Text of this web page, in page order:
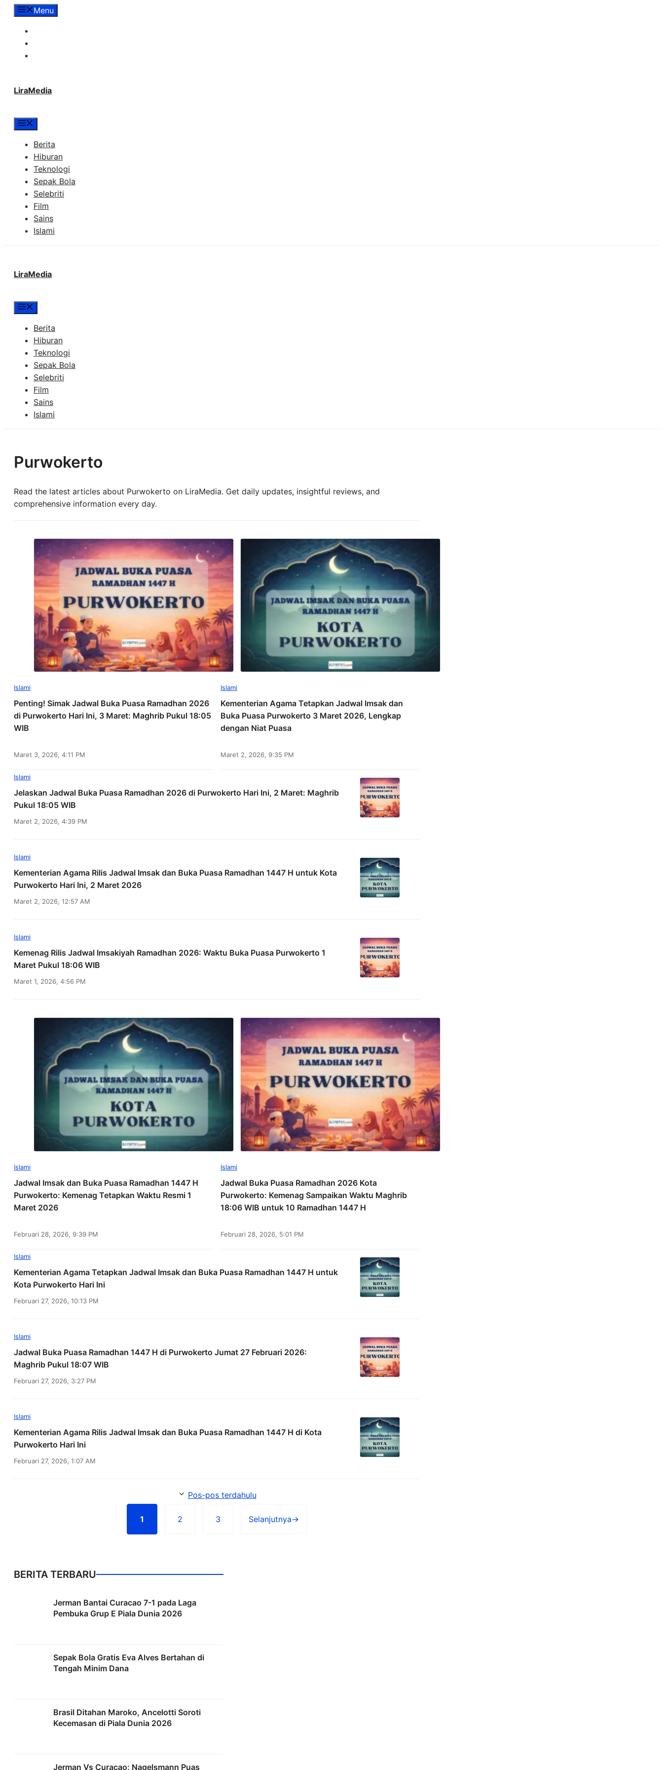
LangsungMenu
LiraMedia
Berita
Hiburan
Teknologi
Sepak Bola
Selebriti
Film
Sains
Islami
LiraMedia
Berita
Hiburan
Teknologi
Sepak Bola
Selebriti
Film
Sains
Islami
Purwokerto
Read the latest articles about Purwokerto on LiraMedia. Get daily updates, insightful reviews, and
comprehensive information every day.
Islami
Penting! Simak Jadwal Buka Puasa Ramadhan 2026
di Purwokerto Hari Ini, 3 Maret: Maghrib Pukul 18:05
WIB
Maret 3, 2026, 4:11 PM
Islami
Kementerian Agama Tetapkan Jadwal Imsak dan
Buka Puasa Purwokerto 3 Maret 2026, Lengkap
dengan Niat Puasa
Maret 2, 2026, 9:35 PM
Islami
Jelaskan Jadwal Buka Puasa Ramadhan 2026 di Purwokerto Hari Ini, 2 Maret: Maghrib
Pukul 18:05 WIB
Maret 2, 2026, 4:39 PM
Islami
Kementerian Agama Rilis Jadwal Imsak dan Buka Puasa Ramadhan 1447 H untuk Kota
Purwokerto Hari Ini, 2 Maret 2026
Maret 2, 2026, 12:57 AM
Islami
Kemenag Rilis Jadwal Imsakiyah Ramadhan 2026: Waktu Buka Puasa Purwokerto 1
Maret Pukul 18:06 WIB
Maret 1, 2026, 4:56 PM
Islami
Jadwal Imsak dan Buka Puasa Ramadhan 1447 H
Purwokerto: Kemenag Tetapkan Waktu Resmi 1
Maret 2026
Februari 28, 2026, 9:39 PM
Islami
Jadwal Buka Puasa Ramadhan 2026 Kota
Purwokerto: Kemenag Sampaikan Waktu Maghrib
18:06 WIB untuk 10 Ramadhan 1447 H
Februari 28, 2026, 5:01 PM
Islami
Kementerian Agama Tetapkan Jadwal Imsak dan Buka Puasa Ramadhan 1447 H untuk
Kota Purwokerto Hari Ini
Februari 27, 2026, 10:13 PM
Islami
Jadwal Buka Puasa Ramadhan 1447 H di Purwokerto Jumat 27 Februari 2026:
Maghrib Pukul 18:07 WIB
Februari 27, 2026, 3:27 PM
Islami
Kementerian Agama Rilis Jadwal Imsak dan Buka Puasa Ramadhan 1447 H di Kota
Purwokerto Hari Ini
Februari 27, 2026, 1:07 AM
Pos-pos terdahulu
Halaman
1
Halaman
2
Halaman
3 Selanjutnya→
BERITA TERBARU
Jerman Bantai Curacao 7-1 pada Laga
Pembuka Grup E Piala Dunia 2026
Sepak Bola Gratis Eva Alves Bertahan di
Tengah Minim Dana
Brasil Ditahan Maroko, Ancelotti Soroti
Kecemasan di Piala Dunia 2026
Jerman Vs Curacao: Nagelsmann Puas